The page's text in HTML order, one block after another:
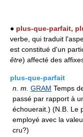
● plus-que-parfait,
verbe, qui traduit
est constitué d'un
être) affecté des
plus-que-parfait
n. m. GRAM Temps
passé par rapport à
échouerait.) (N.B. Le
employé avec la
cru?)